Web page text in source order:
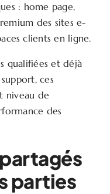
: home page,
des sites e-
clients en ligne.
qualifiées et déjà
ces
niveau de
des
parties